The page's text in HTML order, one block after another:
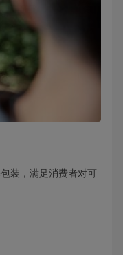
装，满足消费者对可